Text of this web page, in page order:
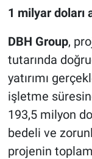
1 milyar doları
DBH Group,
tutarında
yatırımı
işletme
193,5 milyon
bedeli ve
projenin